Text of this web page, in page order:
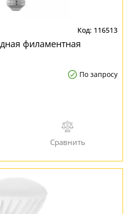
116513
филаментная
По запросу